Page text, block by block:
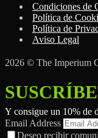
Condiciones de
Política de
Política de
Aviso Legal
2026 © The Imperium
Y consigue un 10% de
Email Address
Deseo recibir